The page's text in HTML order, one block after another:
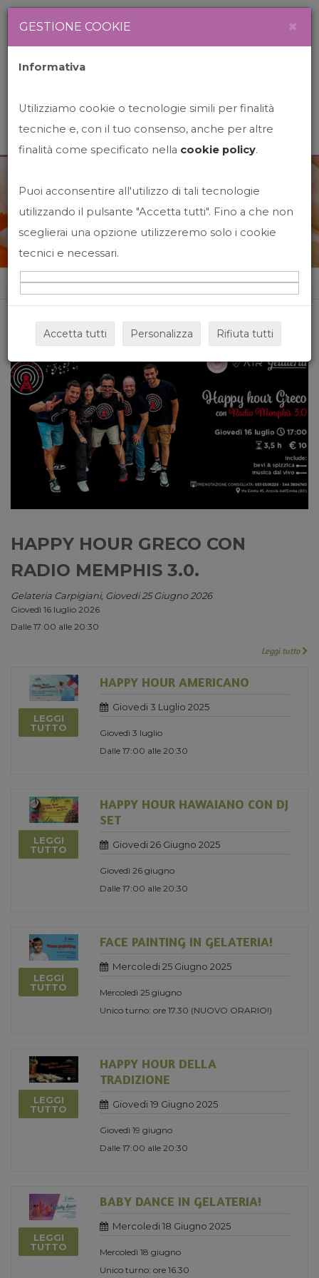
News&Events
Home News&events
HAPPY HOUR GRECO CON
RADIO MEMPHIS 3.0.
Gelateria Carpigiani, Giovedi 25 Giugno 2026
Giovedì 16 luglio 2026
Dalle 17:00 alle 20:30
Leggi tutto
LEGGI
TUTTO
HAPPY HOUR AMERICANO
Giovedi 3 Luglio 2025
Giovedì 3 luglio
Dalle 17:00 alle 20:30
LEGGI
TUTTO
HAPPY HOUR HAWAIANO CON DJ
SET
Giovedi 26 Giugno 2025
Giovedì 26 giugno
Dalle 17:00 alle 20:30
LEGGI
TUTTO
FACE PAINTING IN GELATERIA!
Mercoledi 25 Giugno 2025
Mercoledì 25 giugno
Unico turno: ore 17.30 (NUOVO ORARIO!)
LEGGI
TUTTO
HAPPY HOUR DELLA
TRADIZIONE
Giovedi 19 Giugno 2025
Giovedì 19 giugno
Dalle 17:00 alle 20:30
LEGGI
TUTTO
BABY DANCE IN GELATERIA!
Mercoledi 18 Giugno 2025
Mercoledì 18 giugno
Unico turno: ore 16.30
GESTIONE COOKIE ×
Informativa
Utilizziamo cookie o tecnologie simili per finalità
tecniche e, con il tuo consenso, anche per altre
finalità come specificato nella cookie policy.
Puoi acconsentire all'utilizzo di tali tecnologie
utilizzando il pulsante "Accetta tutti". Fino a che non
sceglierai una opzione utilizzeremo solo i cookie
tecnici e necessari.
Accetta tutti Personalizza Rifiuta tutti